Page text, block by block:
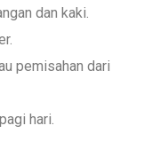
dan kaki.
pemisahan dari
hari.